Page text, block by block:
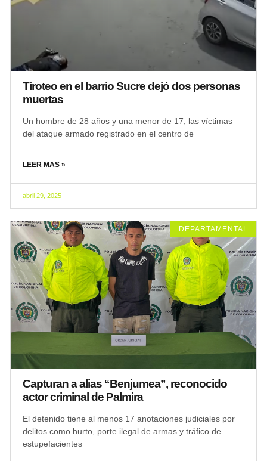
Tiroteo en el barrio Sucre dejó dos personas
muertas
Un hombre de 28 años y una menor de 17, las víctimas
del ataque armado registrado en el centro de
LEER MAS »
abril 29, 2025
DEPARTAMENTAL
Capturan a alias “Benjumea”, reconocido
actor criminal de Palmira
El detenido tiene al menos 17 anotaciones judiciales por
delitos como hurto, porte ilegal de armas y tráfico de
estupefacientes